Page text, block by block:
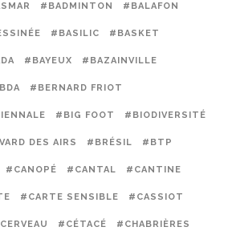
#BADMINTON #BALAFON
#BASILIC #BASKET
#BAYEUX #BAZAINVILLE
#BERNARD FRIOT
#BIG FOOT #BIODIVERSITÉ
DES AIRS #BRÉSIL #BTP
#CANOPÉ #CANTAL #CANTINE
#CARTE SENSIBLE #CASSIOT
#CÉTACÉ #CHABRIÈRES